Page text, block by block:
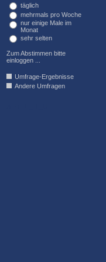
täglich
mehrmals pro Woche
nur einige Male im
Monat
sehr selten
Zum Abstimmen bitte
einloggen ...
Umfrage-Ergebnisse
Andere Umfragen